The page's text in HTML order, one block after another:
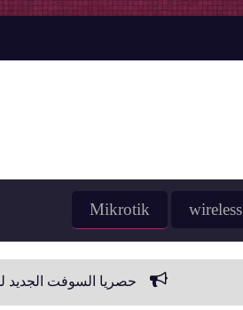
wireless
Mikrotik
حصريا السوفت الجديد لسونيك فانيلا H265 بالقوائم الجديدة ومعالجة السوفت الخطأ